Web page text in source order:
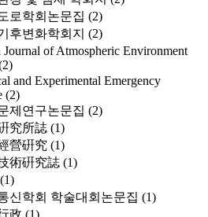
로학회논문집 (2)
후변화학회지 (2)
Journal of Atmospheric Environment
and Experimental Emergency
(2)
제연구논문집 (2)
究所誌 (1)
營硏究 (1)
術硏究誌 (1)
(1)
신학회 학술대회논문집 (1)
政 (1)